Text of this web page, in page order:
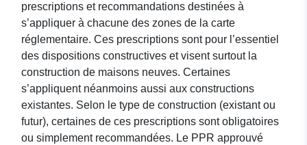
prescriptions et recommandations destinées à
s’appliquer à chacune des zones de la carte
réglementaire. Ces prescriptions sont pour l’essentiel
des dispositions constructives et visent surtout la
construction de maisons neuves. Certaines
s’appliquent néanmoins aussi aux constructions
existantes. Selon le type de construction (existant ou
futur), certaines de ces prescriptions sont obligatoires
ou simplement recommandées. Le PPR approuvé